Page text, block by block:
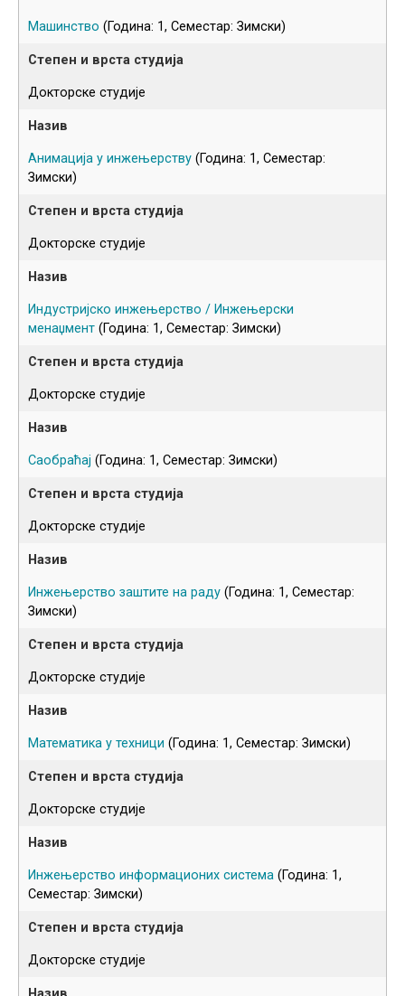
Машинство (Година: 1, Семестар: Зимски)
Докторске студије
Анимација у инжењерству (Година: 1, Семестар:
Зимски)
Докторске студије
Индустријско инжењерство / Инжењерски
менаџмент (Година: 1, Семестар: Зимски)
Докторске студије
Саобраћај (Година: 1, Семестар: Зимски)
Докторске студије
Инжењерство заштите на раду (Година: 1, Семестар:
Зимски)
Докторске студије
Математика у техници (Година: 1, Семестар: Зимски)
Докторске студије
Инжењерство информационих система (Година: 1,
Семестар: Зимски)
Докторске студије